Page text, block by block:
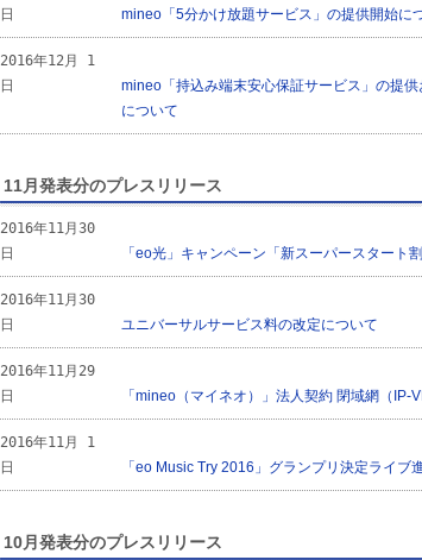
日
mineo「5分かけ放題サービス」の提供開始に
2016年12月 1
日
mineo「持込み端末安心保証サービス」の提
について
11月発表分のプレスリリース
2016年11月30
日
「eo光」キャンペーン「新スーパースタート
2016年11月30
日
ユニバーサルサービス料の改定について
2016年11月29
日
「mineo（マイネオ）」法人契約 閉域網（IP-
2016年11月 1
日
「eo Music Try 2016」グランプリ決定ライブ
10月発表分のプレスリリース